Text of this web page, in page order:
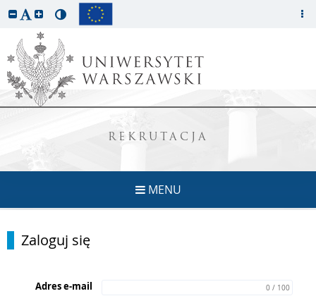
REKRUTACJA
MENU
Zaloguj się
Adres e-mail 0 / 100